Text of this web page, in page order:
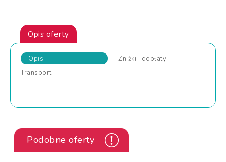
Opis oferty
Opis Zniżki i dopłaty
Transport
Podobne oferty